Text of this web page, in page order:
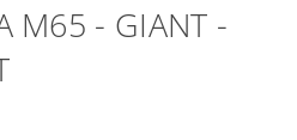
M65 - GIANT -